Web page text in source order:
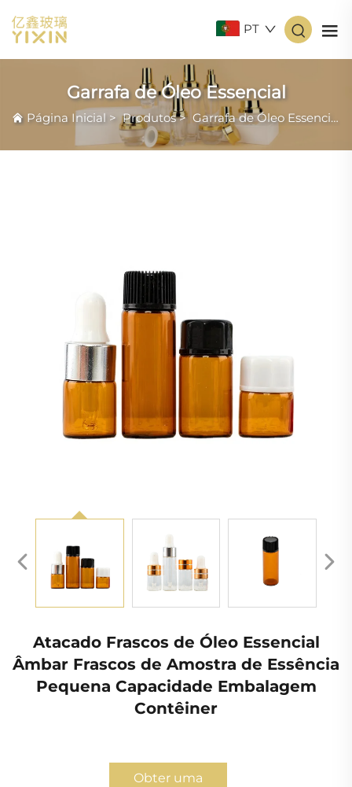
PT
Garrafa de Óleo Essencial
Página Inicial >Produtos> Garrafa de Óleo Essencial
Atacado Frascos de Óleo Essencial
Âmbar Frascos de Amostra de Essência
Pequena Capacidade Embalagem
Contêiner
Obter uma